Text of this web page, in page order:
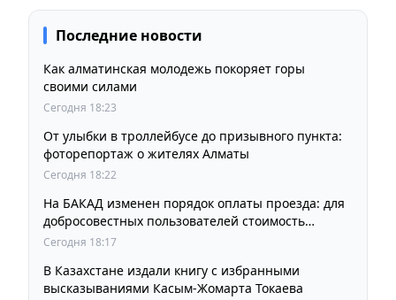
Последние новости
Как алматинская молодежь покоряет горы
своими силами
Сегодня 18:23
От улыбки в троллейбусе до призывного пункта:
фоторепортаж о жителях Алматы
Сегодня 18:22
На БАКАД изменен порядок оплаты проезда: для
добросовестных пользователей стоимость
остается прежней
Сегодня 18:17
В Казахстане издали книгу с избранными
высказываниями Касым-Жомарта Токаева